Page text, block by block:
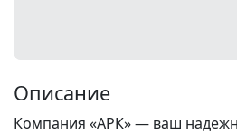
Описание
Компания «АРК» — ваш